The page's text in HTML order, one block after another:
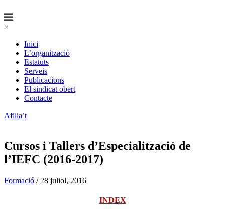
×
Inici
L’organització
Estatuts
Serveis
Publicacions
El sindicat obert
Contacte
Afilia’t
Cursos i Tallers d’Especialització de
l’IEFC (2016-2017)
Formació / 28 juliol, 2016
INDEX